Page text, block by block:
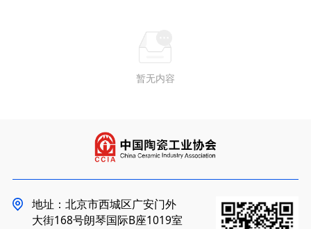
暂无内容
地址：北京市西城区广安门外
大街168号朗琴国际B座1019室